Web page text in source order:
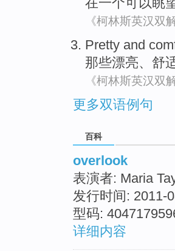
《柯林斯英汉双
Pretty and
那些漂亮、 舒
《柯林斯英汉双
更多双语例句
百科
overlook
表演者: Maria
发行时间: 2011-
型码:
详细内容